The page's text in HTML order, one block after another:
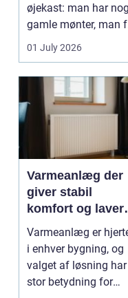
øjekast: man har
gamle mønter, man
dem vurderet...
01 July 2026
Varmeanlæg der
giver stabil
komfort og
energiregning
Varmeanlæg er
i enhver bygning, og
valget af løsning har
stor betydning for